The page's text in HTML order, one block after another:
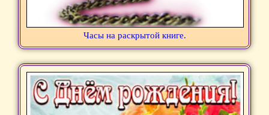
Часы на раскрытой книге.